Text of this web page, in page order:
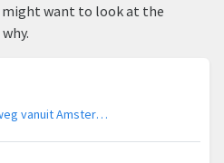
might want to look at the
Politiehelikopter onderweg vanuit Amsterdam Vliegveld Schiphol